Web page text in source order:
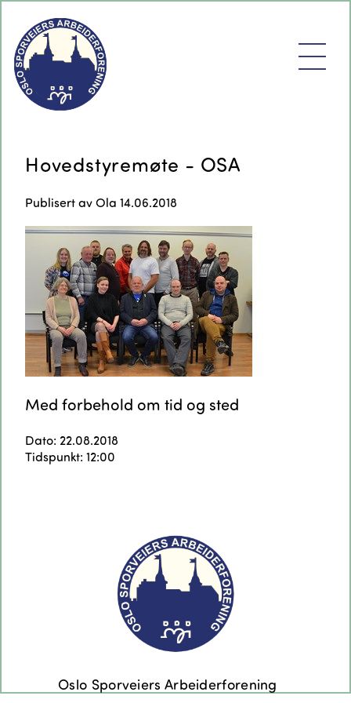
Hovedstyremøte - OSA
Publisert avOla 14.06.2018
Med forbehold om tid og sted
Dato: 22.08.2018
Tidspunkt: 12:00